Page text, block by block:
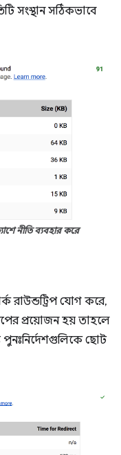
সংস্থান সঠিকভাবে
নীতি ব্যবহার করে
রাউন্ডট্রিপ যোগ করে,
প্রয়োজন হয় তাহলে
ছোট